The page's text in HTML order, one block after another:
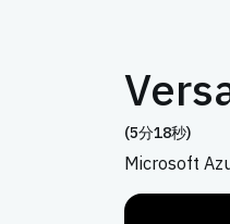
(5分18秒)
Microsoft